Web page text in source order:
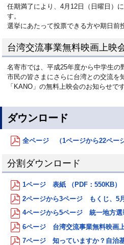
任期満了により、4月12日（日曜日）
す。
選挙にあたって投票できる方や期日前
台湾交流事業無料映画上映
名寄市では、平成25年度から中学生の
市民の皆さまにさらに台湾との交流を
「KANO」の無料上映会のお知らせです
ダウンロード
全ページ （1ページから22ペー
分割ダウンロード
1ページ 表紙 （PDF：550KB）
2ページから3ページ もくじ、5
4ページから5ページ 統一地方選
6ページ 台湾交流事業無料映画
7ページ 知っていますか？自治